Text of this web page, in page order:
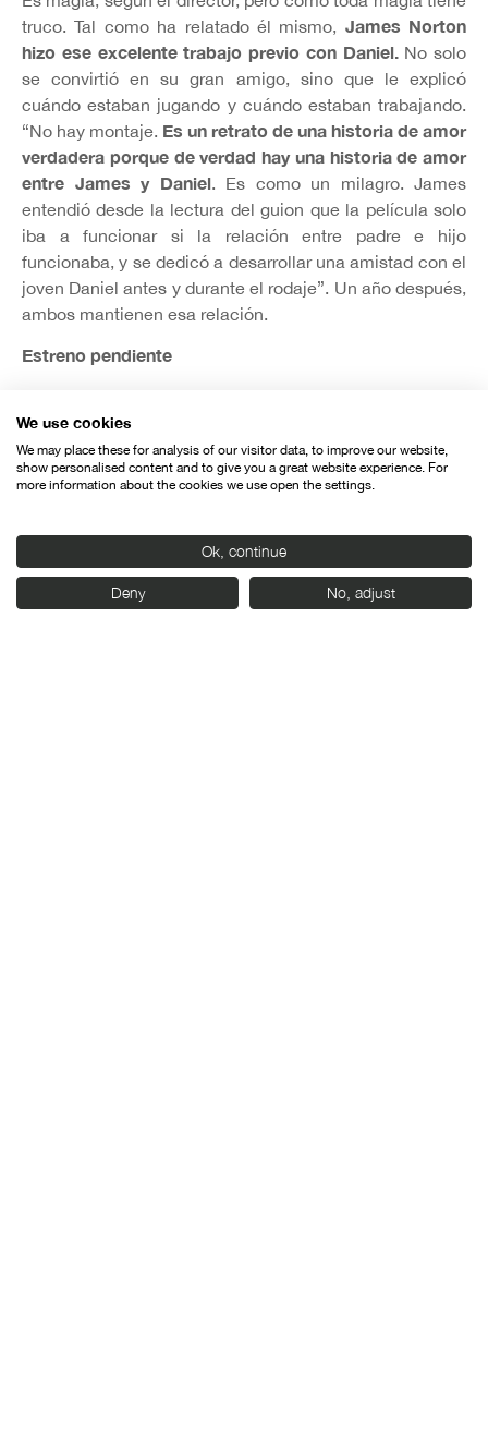
truco. Tal como ha relatado él mismo, James Norton
hizo ese excelente trabajo previo con Daniel.No solo
se convirtió en su gran amigo, sino que le explicó
cuándo estaban jugando y cuándo estaban trabajando.
“No hay montaje. Es un retrato de una historia de amor
verdadera porque de verdad hay una historia de amor
entre James y Daniel. Es como un milagro. James
entendió desde la lectura del guion que la película solo
iba a funcionar si la relación entre padre e hijo
funcionaba, y se dedicó a desarrollar una amistad con el
joven Daniel antes y durante el rodaje”. Un año después,
ambos mantienen esa relación.
Estreno pendiente
hacerlo por el momento debido a la pandemia. Disfrutó
de su lanzamiento mundial en Venecia, el pasado 10 de
septiembre, y ahora llega a la Seminci, pero las salas
porque la conexión con el público en una sala de cine es
insustituible”.
We use cookies
We may place these for analysis of our visitor data, to improve our website,
show personalised content and to give you a great website experience. For
more information about the cookies we use open the settings.
Ok, continue
Deny No, adjust